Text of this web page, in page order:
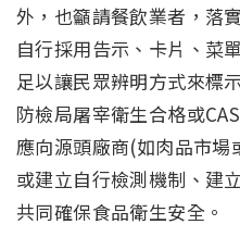
外，也籲請餐飲業者，落
自行採用告示、卡片、菜
足以讓民眾辨明方式來標
防檢局屠宰衛生合格或
應向源頭廠商(如肉品市
或建立自行檢測機制、建
共同確保食品衛生安全。